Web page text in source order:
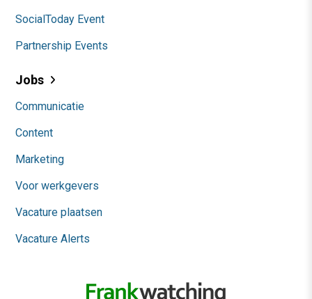
SocialToday Event
Partnership Events
Jobs
Communicatie
Content
Marketing
Voor werkgevers
Vacature plaatsen
Vacature Alerts